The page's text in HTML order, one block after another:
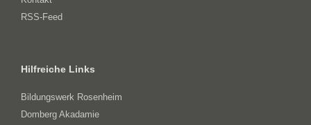
RSS-Feed
Hilfreiche Links
Bildungswerk Rosenheim
Domberg Akadamie